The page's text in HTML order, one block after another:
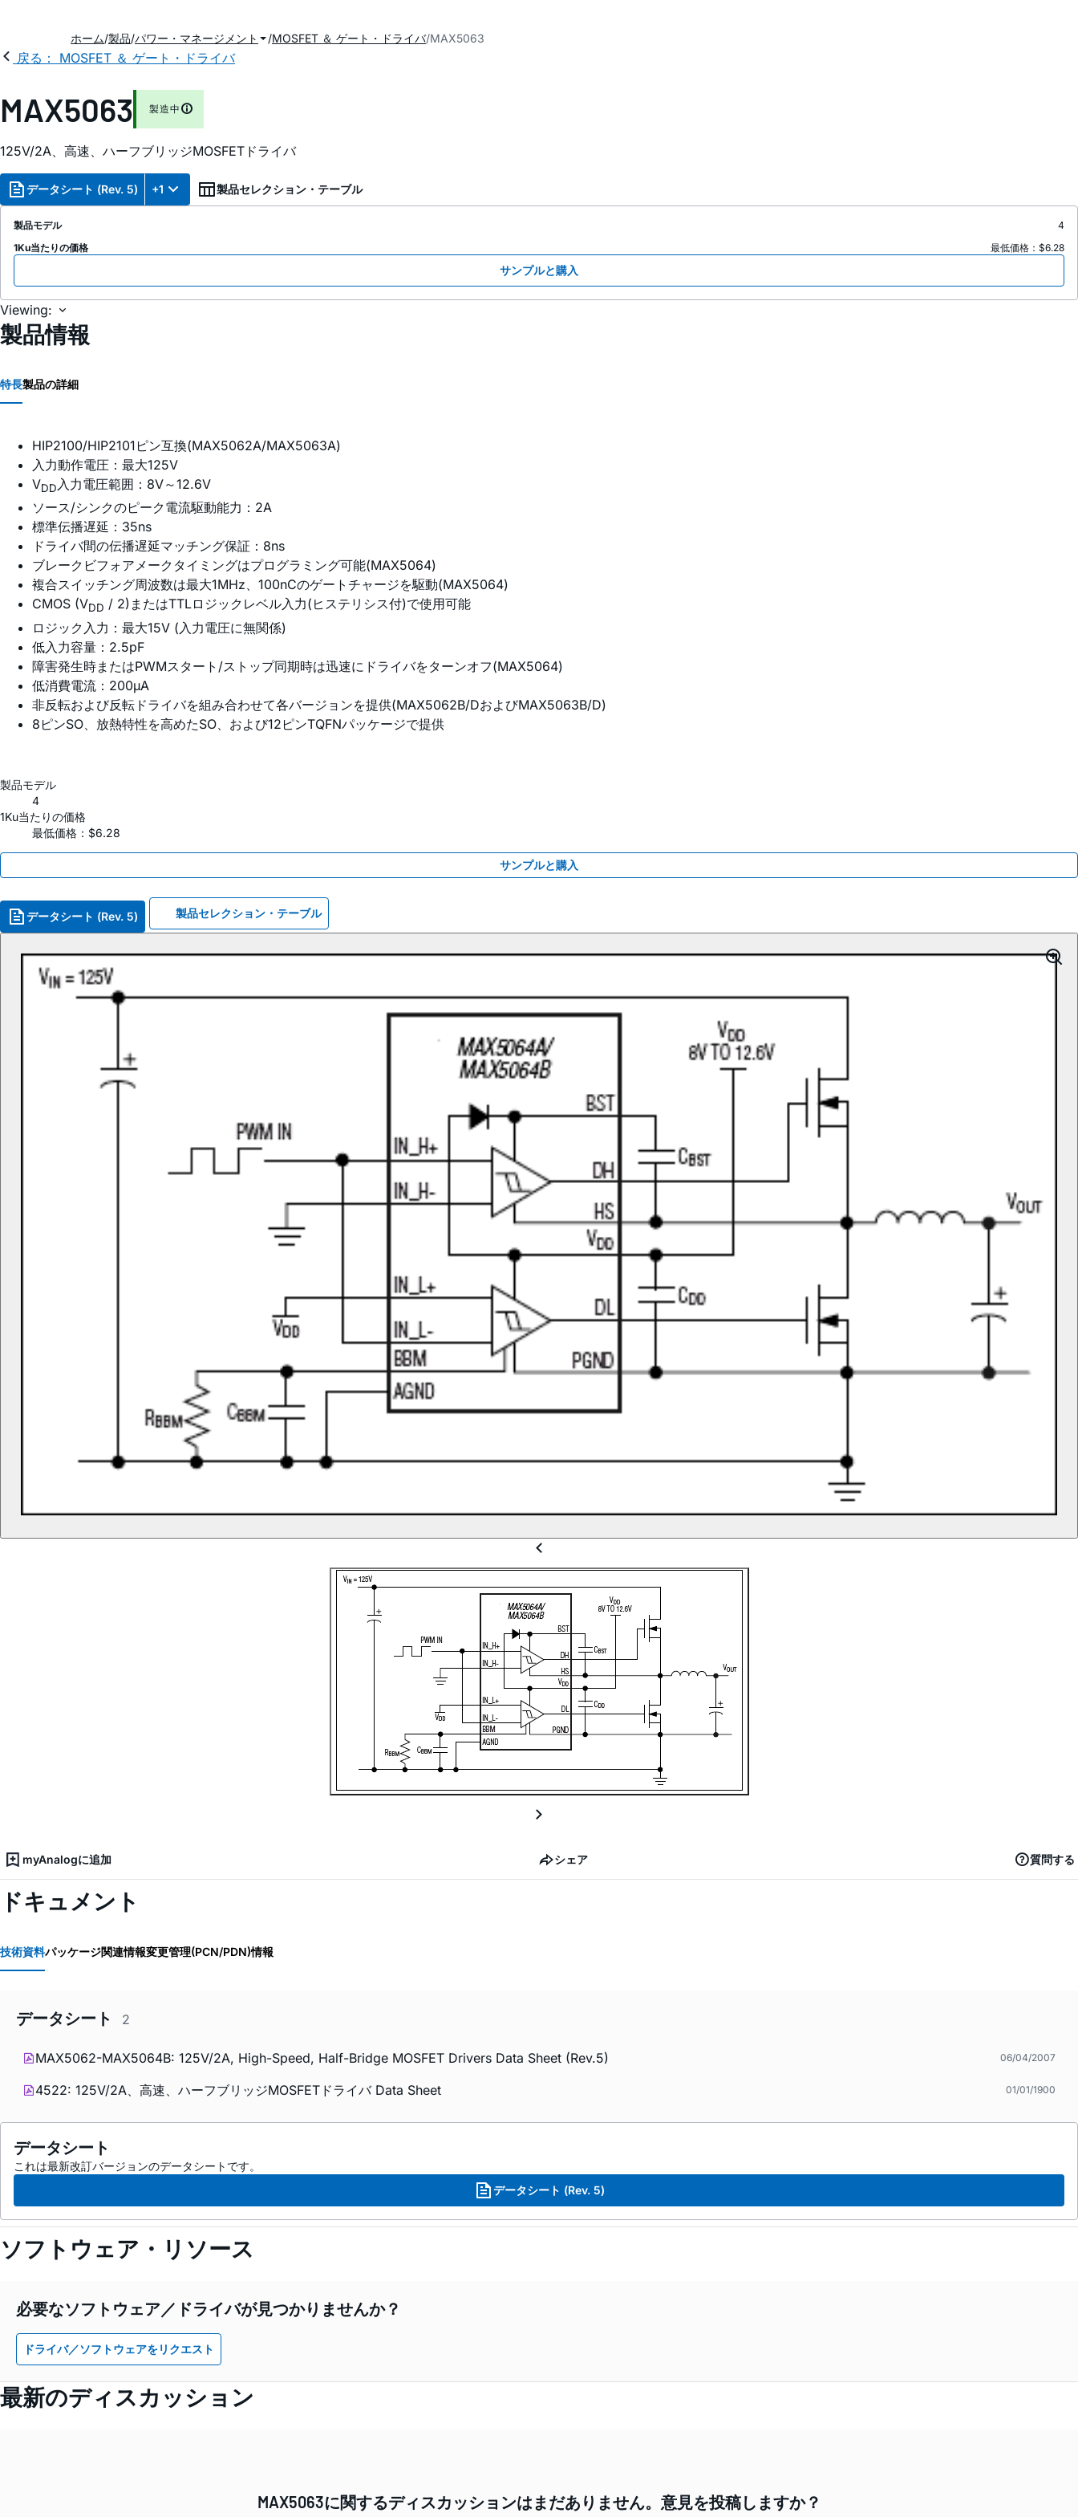
ホーム 製品 パワー・マネージメント MOSFET ＆ ゲート・ドライバ MAX5063
戻る： MOSFET ＆ ゲート・ドライバ
MAX5063 製造中
125V/2A、高速、ハーフブリッジMOSFETドライバ
データシート (Rev. 5) +1 製品セレクション・テーブル
製品モデル
4
1Ku当たりの価格
最低価格：$6.28
サンプルと購入
Viewing:
製品情報
特長製品の詳細
HIP2100/HIP2101ピン互換(MAX5062A/MAX5063A)
入力動作電圧：最大125V
VDD入力電圧範囲：8V～12.6V
ソース/シンクのピーク電流駆動能力：2A
標準伝播遅延：35ns
ドライバ間の伝播遅延マッチング保証：8ns
ブレークビフォアメークタイミングはプログラミング可能(MAX5064)
複合スイッチング周波数は最大1MHz、100nCのゲートチャージを駆動(MAX5064)
CMOS (VDD / 2)またはTTLロジックレベル入力(ヒステリシス付)で使用可能
ロジック入力：最大15V (入力電圧に無関係)
低入力容量：2.5pF
障害発生時またはPWMスタート/ストップ同期時は迅速にドライバをターンオフ(MAX5064)
低消費電流：200µA
非反転および反転ドライバを組み合わせて各バージョンを提供(MAX5062B/DおよびMAX5063B/D)
8ピンSO、放熱特性を高めたSO、および12ピンTQFNパッケージで提供
製品モデル
4
1Ku当たりの価格
最低価格：$6.28
サンプルと購入
データシート (Rev. 5) 製品セレクション・テーブル
myAnalogに追加 シェア 質問する
ドキュメント
技術資料パッケージ関連情報変更管理(PCN/PDN)情報
データシート 2
MAX5062-MAX5064B: 125V/2A, High-Speed, Half-Bridge MOSFET Drivers Data Sheet (Rev.5) 06/04/2007
4522: 125V/2A、高速、ハーフブリッジMOSFETドライバ Data Sheet 01/01/1900
データシート
これは最新改訂バージョンのデータシートです。
データシート (Rev. 5)
ソフトウェア・リソース
必要なソフトウェア／ドライバが見つかりませんか？
ドライバ／ソフトウェアをリクエスト
最新のディスカッション
MAX5063に関するディスカッションはまだありません。意見を投稿しますか？